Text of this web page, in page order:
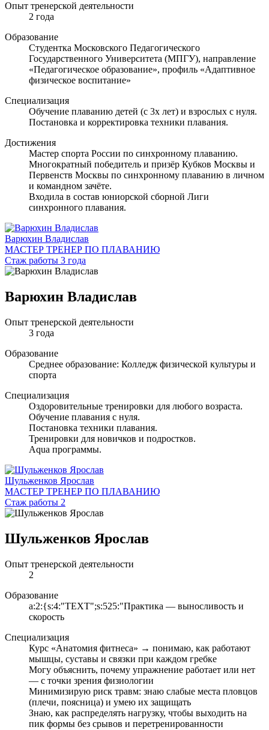
Опыт тренерской деятельности
2 года
Образование
Студентка Московского Педагогического
Государственного Университета (МПГУ), направление
«Педагогическое образование», профиль «Адаптивное
физическое воспитание»
Специализация
Обучение плаванию детей (с 3х лет) и взрослых с нуля.
Постановка и корректировка техники плавания.
Достижения
Мастер спорта России по синхронному плаванию.
Многократный победитель и призёр Кубков Москвы и
Первенств Москвы по синхронному плаванию в личном
и командном зачёте.
Входила в состав юниорской сборной Лиги
синхронного плавания.
Варюхин Владислав
МАСТЕР ТРЕНЕР ПО ПЛАВАНИЮ
Стаж работы 3 года
Варюхин Владислав
Опыт тренерской деятельности
3 года
Образование
Среднее образование: Колледж физической культуры и
спорта
Специализация
Оздоровительные тренировки для любого возраста.
Обучение плавания с нуля.
Постановка техники плавания.
Тренировки для новичков и подростков.
Aqua программы.
Шульженков Ярослав
МАСТЕР ТРЕНЕР ПО ПЛАВАНИЮ
Стаж работы 2
Шульженков Ярослав
Опыт тренерской деятельности
2
Образование
a:2:{s:4:"TEXT";s:525:"Практика — выносливость и
скорость
Специализация
Курс «Анатомия фитнеса» → понимаю, как работают
мышцы, суставы и связки при каждом гребке
Могу объяснить, почему упражнение работает или нет
— с точки зрения физиологии
Минимизирую риск травм: знаю слабые места пловцов
(плечи, поясница) и умею их защищать
Знаю, как распределять нагрузку, чтобы выходить на
пик формы без срывов и перетренированности